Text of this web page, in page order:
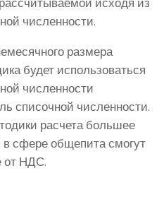
численности.
размера
будет использоваться
численности
списочной численности.
расчета большее
сфере общепита смогут
от НДС.